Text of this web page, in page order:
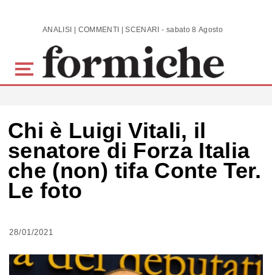
Skip to main content ANALISI | COMMENTI | SCENARI - sabato 8 Agosto 2026
Chi è Luigi Vitali, il
senatore di Forza Italia
che (non) tifa Conte Ter.
Le foto
28/01/2021